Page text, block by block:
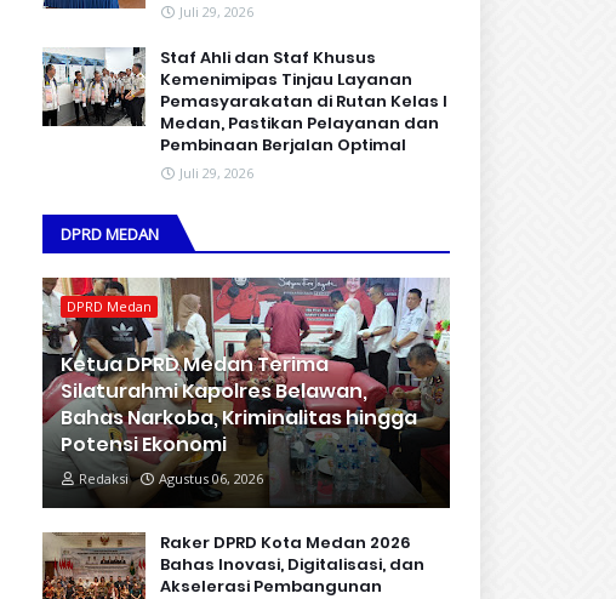
Juli 29, 2026
Staf Ahli dan Staf Khusus
Kemenimipas Tinjau Layanan
Pemasyarakatan di Rutan Kelas I
Medan, Pastikan Pelayanan dan
Pembinaan Berjalan Optimal
Juli 29, 2026
DPRD MEDAN
DPRD Medan
Ketua DPRD Medan Terima
Silaturahmi Kapolres Belawan,
Bahas Narkoba, Kriminalitas hingga
Potensi Ekonomi
Redaksi Agustus 06, 2026
Raker DPRD Kota Medan 2026
Bahas Inovasi, Digitalisasi, dan
Akselerasi Pembangunan